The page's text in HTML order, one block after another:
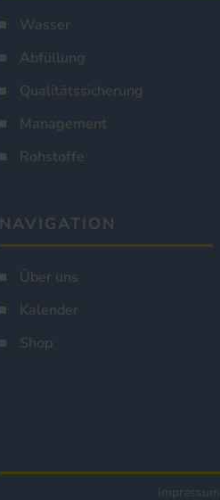
Wasser
Abfüllung
Qualitätssicherung
Management
Rohstoffe
NAVIGATION
Über uns
Kalender
Shop
Impressum